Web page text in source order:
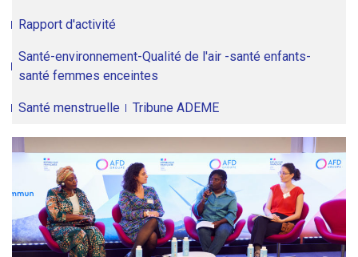
Rapport d'activité
Santé-environnement-Qualité de l'air -santé enfants-
santé femmes enceintes
Santé menstruelle Tribune ADEME